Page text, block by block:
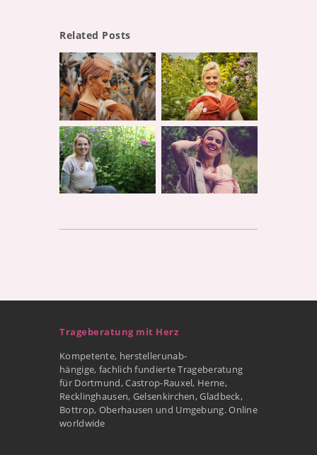
Related Posts
Trageberatung mit Herz
Kompetente, herstellerunab-
hängige, fachlich fundierte Trageberatung
für Dortmund, Castrop-Rauxel, Herne,
Recklinghausen, Gelsenkirchen, Gladbeck,
Bottrop, Oberhausen und Umgebung. Online
worldwide